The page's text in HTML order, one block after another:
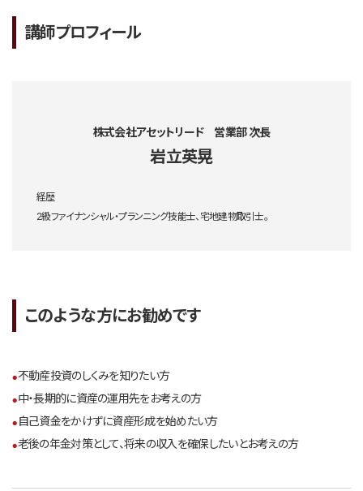
講師プロフィール
株式会社アセットリード 営業部 次長
岩立英晃
経歴
2級ファイナンシャル・プランニング技能士、宅地建物取引士。
このような方にお勧めです
不動産投資のしくみを知りたい方
中・長期的に資産の運用先をお考えの方
自己資金をかけずに資産形成を始めたい方
老後の年金対策として、将来の収入を確保したいとお考えの方